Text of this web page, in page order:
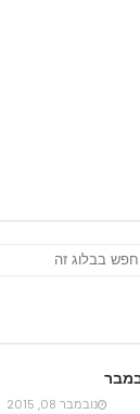
נובמבר 08, 2015